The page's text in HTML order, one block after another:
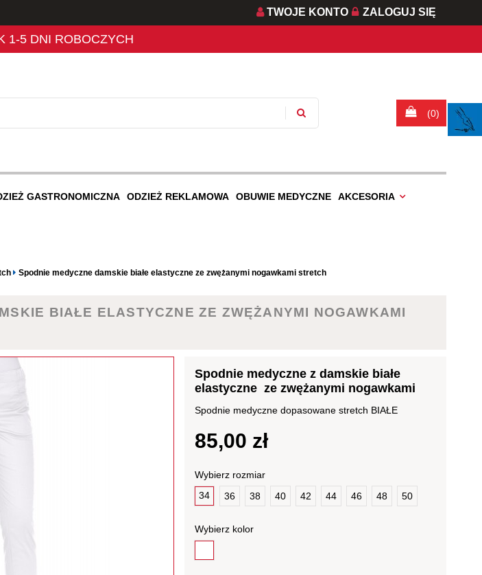
TWOJE KONTO ZALOGUJ SIĘ
1-5 DNI ROBOCZYCH
(0)
GASTRONOMICZNA ODZIEŻ REKLAMOWA OBUWIE MEDYCZNE AKCESORIA
Spodnie medyczne damskie białe elastyczne ze zwężanymi nogawkami stretch
BIAŁE ELASTYCZNE ZE ZWĘŻANYMI NOGAWKAMI
Spodnie medyczne z damskie białe
elastyczne ze zwężanymi nogawkami
Spodnie medyczne dopasowane stretch BIAŁE
85,00 zł
Wybierz rozmiar
34
36 38 40 42 44 46 48 50
Wybierz kolor